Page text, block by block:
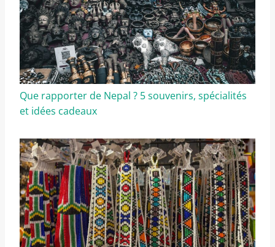
Que rapporter de Nepal ? 5 souvenirs, spécialités
et idées cadeaux